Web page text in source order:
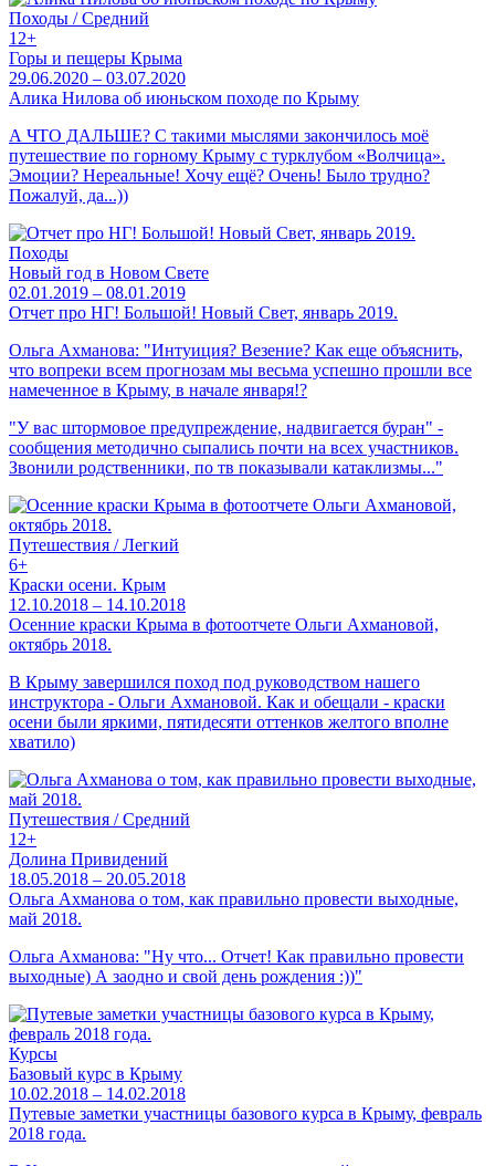
Походы / Средний
12+
Горы и пещеры Крыма
29.06.2020 – 03.07.2020
Алика Нилова об июньском походе по Крыму
А ЧТО ДАЛЬШЕ? С такими мыслями закончилось моё
путешествие по горному Крыму с турклубом «Волчица».
Эмоции? Нереальные! Хочу ещё? Очень! Было трудно?
Пожалуй, да...))
Походы
Новый год в Новом Свете
02.01.2019 – 08.01.2019
Отчет про НГ! Большой! Новый Свет, январь 2019.
Ольга Ахманова: "Интуиция? Везение? Как еще объяснить,
что вопреки всем прогнозам мы весьма успешно прошли все
намеченное в Крыму, в начале января!?
"У вас штормовое предупреждение, надвигается буран" -
сообщения методично сыпались почти на всех участников.
Звонили родственники, по тв показывали катаклизмы..."
Путешествия / Легкий
6+
Краски осени. Крым
12.10.2018 – 14.10.2018
Осенние краски Крыма в фотоотчете Ольги Ахмановой,
октябрь 2018.
В Крыму завершился поход под руководством нашего
инструктора - Ольги Ахмановой. Как и обещали - краски
осени были яркими, пятидесяти оттенков желтого вполне
хватило)
Путешествия / Средний
12+
Долина Привидений
18.05.2018 – 20.05.2018
Ольга Ахманова о том, как правильно провести выходные,
май 2018.
Ольга Ахманова: "Ну что... Отчет! Как правильно провести
выходные) А заодно и свой день рождения :))"
Курсы
Базовый курс в Крыму
10.02.2018 – 14.02.2018
Путевые заметки участницы базового курса в Крыму, февраль
2018 года.